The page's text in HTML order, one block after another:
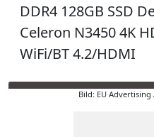
DDR4 128GB SSD
Celeron N3450 4K
WiFi/BT 4.2/HDMI
Bild: EU Advertising